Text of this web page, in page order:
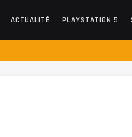
ACTUALITÉ PLAYSTATION 5